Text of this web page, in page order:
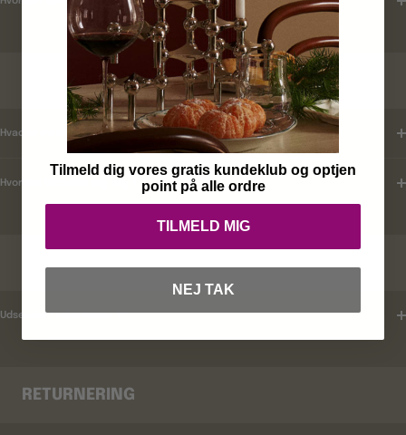
KUNDEKLUB
Hvad er mine fordele ?
Hvordan tilmelder jeg mig ?
Udsender i rabatkoder ?
RETURNERING
Tilmeld dig vores gratis kundeklub og optjen
point på alle ordre
TILMELD MIG
NEJ TAK